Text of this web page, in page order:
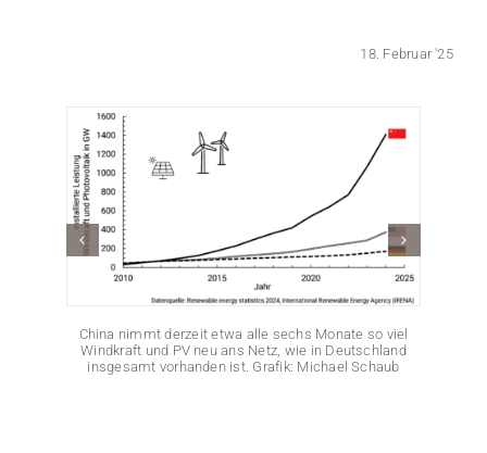
Stellenangebote
News
Veranstaltungen
18. Februar '25
China nimmt derzeit etwa alle sechs Monate so viel
Windkraft und PV neu ans Netz, wie in Deutschland
insgesamt vorhanden ist. Grafik: Michael Schaub